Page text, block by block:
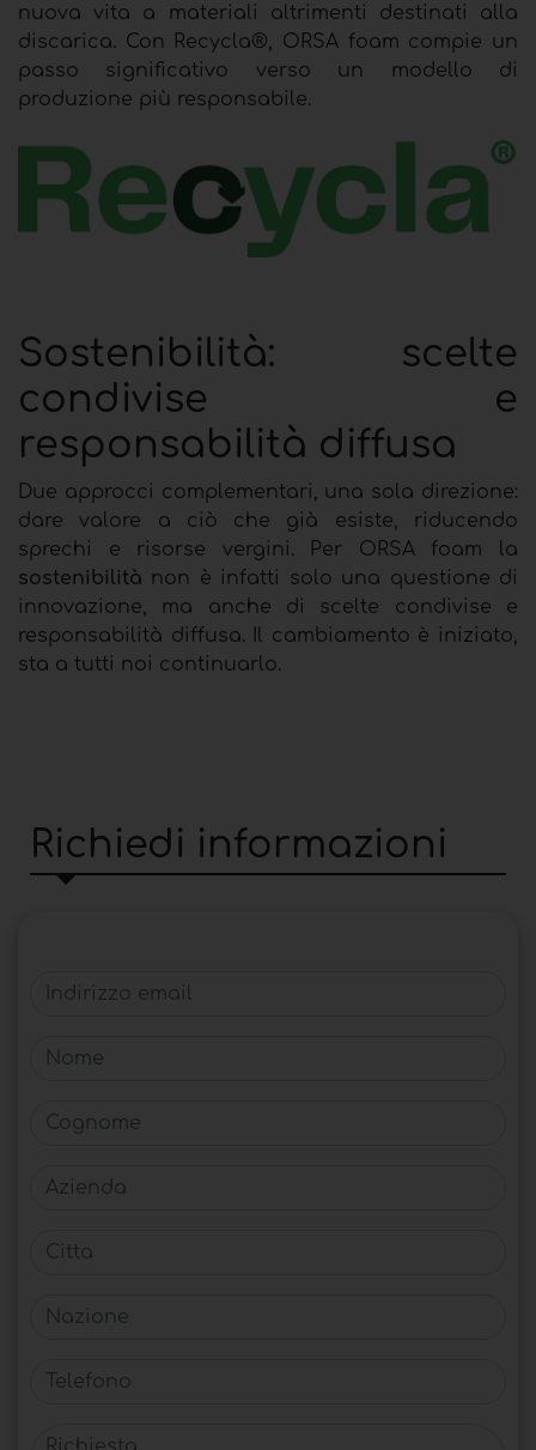
nuova vita a materiali altrimenti destinati alla
discarica. Con Recycla®, ORSA foam compie un
passo significativo verso un modello di
produzione più responsabile.
Sostenibilità: scelte
condivise e
responsabilità diffusa
Due approcci complementari, una sola direzione:
dare valore a ciò che già esiste, riducendo
sprechi e risorse vergini. Per ORSA foam la
sostenibilità non è infatti solo una questione di
innovazione, ma anche di scelte condivise e
responsabilità diffusa. Il cambiamento è iniziato,
sta a tutti noi continuarlo.
Richiedi informazioni
Indirizzo email
Nome
Cognome
Azienda
Citta
Nazione
Telefono
Richiesta